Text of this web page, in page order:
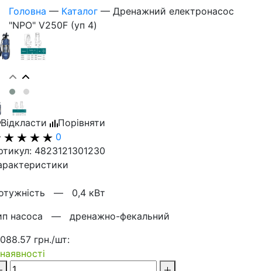
Головна — Каталог — Дренажний електронасос
"NPO" V250F (уп 4)
Відкласти
Порівняти
0
4823121301230
— 0,4 кВт
насоса — дренажно-фекальний
грн./шт: